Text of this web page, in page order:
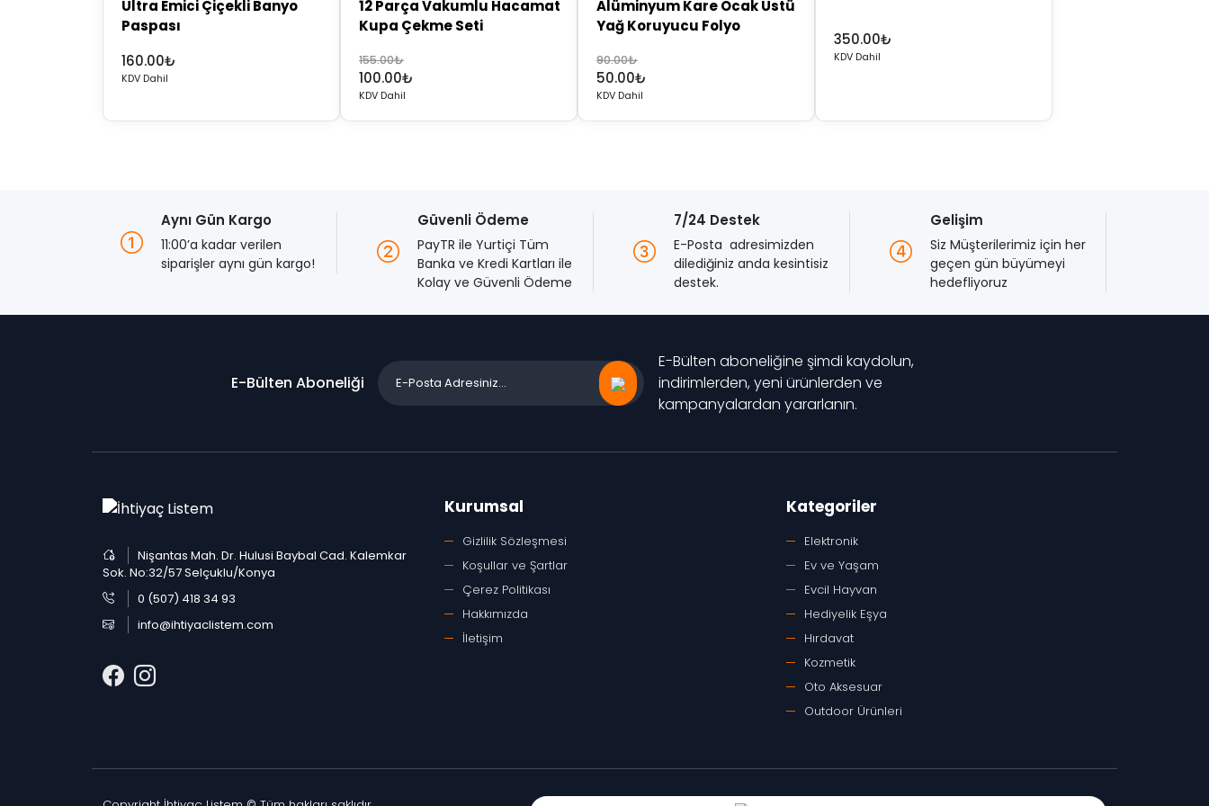
Ultra Emici Çiçekli Banyo
Paspası
160.00₺
KDV Dahil
12 Parça Vakumlu Hacamat
Kupa Çekme Seti
155.00₺
Orijinal
fiyat:
155.00₺.
100.00₺
Şu
andaki
fiyat:
100.00₺.
KDV Dahil
Alüminyum Kare Ocak Üstü
Yağ Koruyucu Folyo
90.00₺
Orijinal
fiyat:
90.00₺.
50.00₺
Şu
andaki
fiyat:
50.00₺.
KDV Dahil
350.00₺
KDV Dahil
Aynı Gün Kargo
11:00’a kadar verilen
siparişler aynı gün kargo!
Güvenli Ödeme
PayTR ile Yurtiçi Tüm
Banka ve Kredi Kartları ile
Kolay ve Güvenli Ödeme
7/24 Destek
E-Posta adresimizden
dilediğiniz anda kesintisiz
destek.
Gelişim
Siz Müşterilerimiz için her
geçen gün büyümeyi
hedefliyoruz
E-Bülten Aboneliği
E-Bülten aboneliğine şimdi kaydolun,
indirimlerden, yeni ürünlerden ve
kampanyalardan yararlanın.
Nişantas Mah. Dr. Hulusi Baybal Cad. Kalemkar
Sok. No:32/57 Selçuklu/Konya
0 (507) 418 34 93
info@ihtiyaclistem.com
Kurumsal
Gizlilik Sözleşmesi
Koşullar ve Şartlar
Çerez Politikası
Hakkımızda
İletişim
Kategoriler
Elektronik
Ev ve Yaşam
Evcil Hayvan
Hediyelik Eşya
Hırdavat
Kozmetik
Oto Aksesuar
Outdoor Ürünleri